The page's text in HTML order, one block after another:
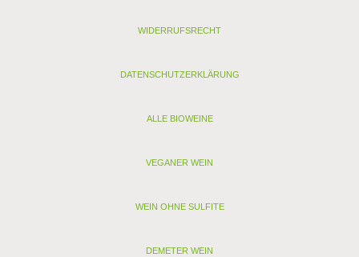
WIDERRUFSRECHT
DATENSCHUTZERKLÄRUNG
ALLE BIOWEINE
VEGANER WEIN
WEIN OHNE SULFITE
DEMETER WEIN